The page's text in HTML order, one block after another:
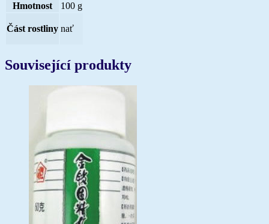
Hmotnost 100 g
Část rostliny nať
Související produkty